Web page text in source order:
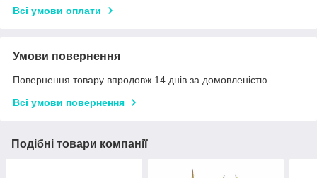
Всі умови оплати
Умови повернення
Повернення товару впродовж 14 днів за домовленістю
Всі умови повернення
Подібні товари компанії